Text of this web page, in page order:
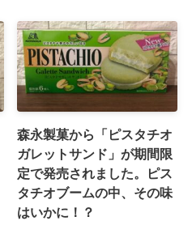
森永製菓から「ピスタチオ
ガレットサンド」が期間限
定で発売されました。ピス
タチオブームの中、その味
はいかに！？